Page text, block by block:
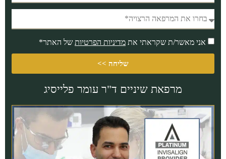
אני מאשר/ת שקראתי את מדיניות הפרטיות של האתר*
שליחה >>
מרפאת שיניים ד"ר עומר פלייסיג